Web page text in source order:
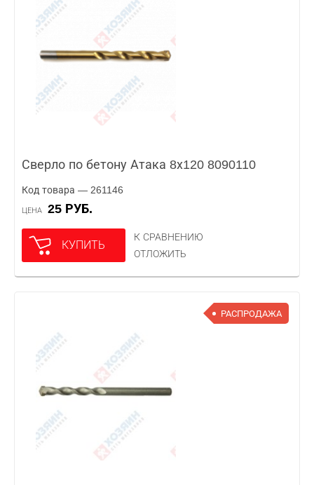
Сверло по бетону Атака 8х120 8090110
Код товара — 261146
ЦЕНА 25 РУБ.
КУПИТЬ
К СРАВНЕНИЮ
ОТЛОЖИТЬ
РАСПРОДАЖА